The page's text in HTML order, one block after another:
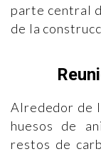
parte central
de la
Alrededor de
huesos de
restos de